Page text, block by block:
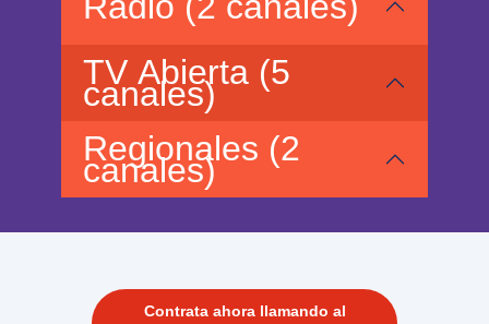
TV Abierta (5
canales)
Regionales (2
canales)
Contrata ahora llamando al